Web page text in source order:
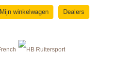
Mijn winkelwagen Dealers